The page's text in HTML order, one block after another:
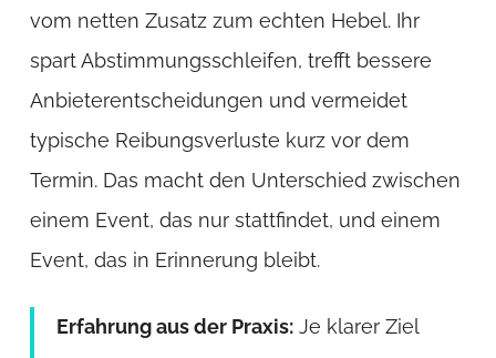
vom netten Zusatz zum echten Hebel. Ihr
spart Abstimmungsschleifen, trefft bessere
Anbieterentscheidungen und vermeidet
typische Reibungsverluste kurz vor dem
Termin. Das macht den Unterschied zwischen
einem Event, das nur stattfindet, und einem
Event, das in Erinnerung bleibt.
Erfahrung aus der Praxis:Je klarer Ziel